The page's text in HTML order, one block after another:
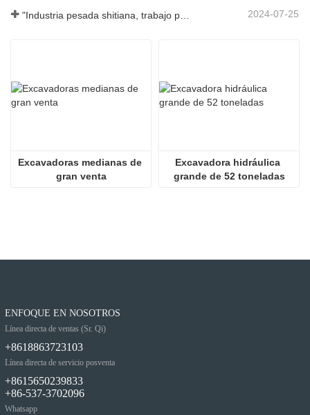
2024-07-25
Excavadoras medianas de
gran venta
Excavadora hidráulica
grande de 52 toneladas
ENFOQUE EN NOSOTROS
Línea directa de ventas (Sr. Qi)
+8618863723103
Línea directa de servicio posventa
+8615650239833
+86-537-3702096
Whatsapp